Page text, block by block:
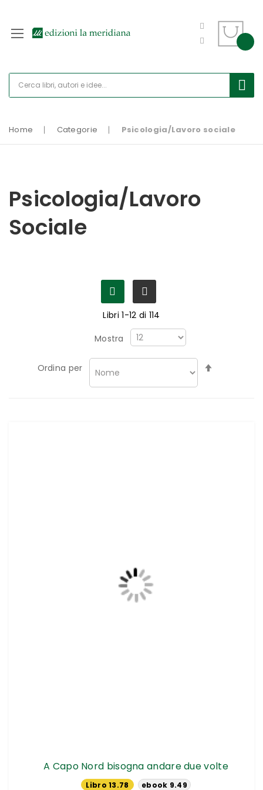
Home Categorie Psicologia/Lavoro sociale
Psicologia/Lavoro
Sociale
Libri1-12 di 114
Mostra
Ordina per
A Capo Nord bisogna andare due volte
Libro 13.78 ebook 9.49